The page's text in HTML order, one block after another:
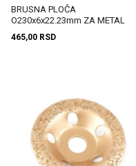
BRUSNA PLOČA
O230x6x22.23mm ZA METAL
465,00 RSD